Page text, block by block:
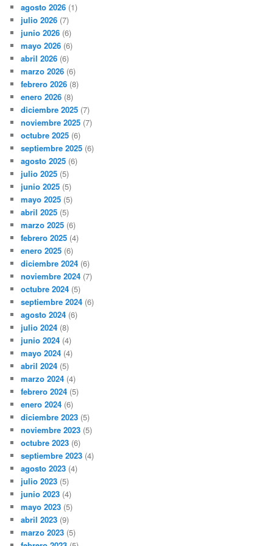
agosto 2026 (1)
julio 2026 (7)
junio 2026 (6)
mayo 2026 (6)
abril 2026 (6)
marzo 2026 (6)
febrero 2026 (8)
enero 2026 (8)
diciembre 2025 (7)
noviembre 2025 (7)
octubre 2025 (6)
septiembre 2025 (6)
agosto 2025 (6)
julio 2025 (5)
junio 2025 (5)
mayo 2025 (5)
abril 2025 (5)
marzo 2025 (6)
febrero 2025 (4)
enero 2025 (6)
diciembre 2024 (6)
noviembre 2024 (7)
octubre 2024 (5)
septiembre 2024 (6)
agosto 2024 (6)
julio 2024 (8)
junio 2024 (4)
mayo 2024 (4)
abril 2024 (5)
marzo 2024 (4)
febrero 2024 (5)
enero 2024 (6)
diciembre 2023 (5)
noviembre 2023 (5)
octubre 2023 (6)
septiembre 2023 (4)
agosto 2023 (4)
julio 2023 (5)
junio 2023 (4)
mayo 2023 (5)
abril 2023 (9)
marzo 2023 (5)